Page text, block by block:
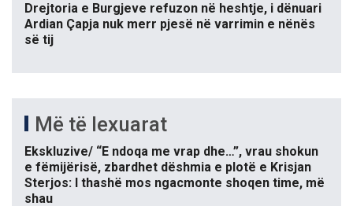
Drejtoria e Burgjeve refuzon në heshtje, i dënuari
Ardian Çapja nuk merr pjesë në varrimin e nënës
së tij
Më të lexuarat
Ekskluzive/ “E ndoqa me vrap dhe…”, vrau shokun
e fëmijërisë, zbardhet dëshmia e plotë e Krisjan
Sterjos: I thashë mos ngacmonte shoqen time, më
shau